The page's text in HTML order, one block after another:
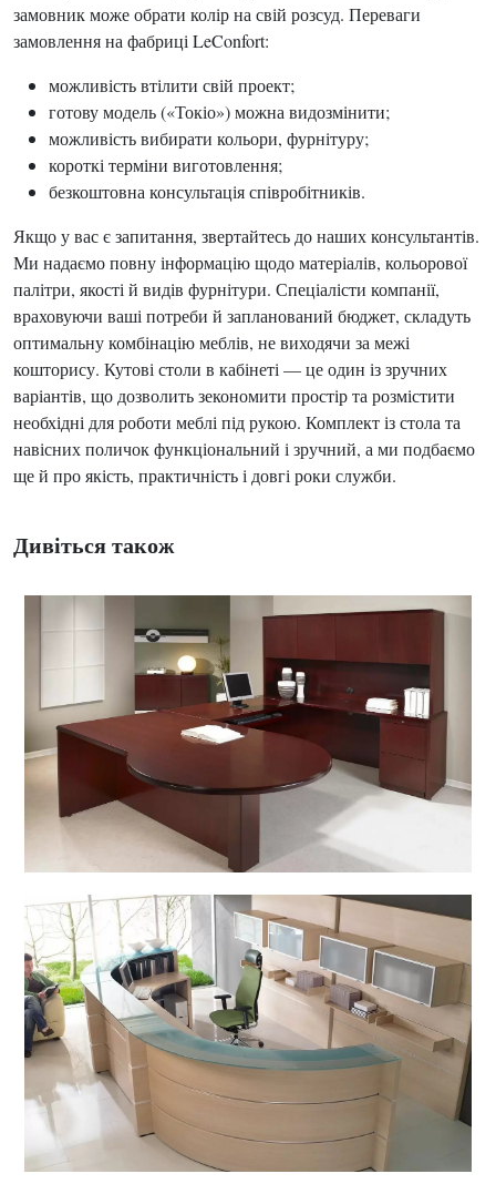
замовник може обрати колір на свій розсуд. Переваги
замовлення на фабриці LeConfort:
можливість втілити свій проект;
готову модель («Токіо») можна видозмінити;
можливість вибирати кольори, фурнітуру;
короткі терміни виготовлення;
безкоштовна консультація співробітників.
Якщо у вас є запитання, звертайтесь до наших консультантів.
Ми надаємо повну інформацію щодо матеріалів, кольорової
палітри, якості й видів фурнітури. Спеціалісти компанії,
враховуючи ваші потреби й запланований бюджет, складуть
оптимальну комбінацію меблів, не виходячи за межі
кошторису. Кутові столи в кабінеті — це один із зручних
варіантів, що дозволить зекономити простір та розмістити
необхідні для роботи меблі під рукою. Комплект із стола та
навісних поличок функціональний і зручний, а ми подбаємо
ще й про якість, практичність і довгі роки служби.
Дивіться також